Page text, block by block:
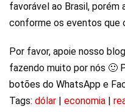
favorável ao Brasil, porém
conforme os eventos que
Por favor, apoie nosso
fazendo muito por nós 🙂
botões do WhatsApp e
Tags: dólar economia